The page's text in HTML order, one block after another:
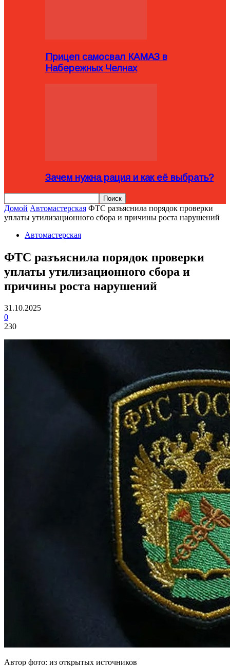
Прицеп самосвал КАМАЗ в
Набережных Челнах
Зачем нужна рация и как её выбрать?
Домой Автомастерская ФТС разъяснила порядок проверки
уплаты утилизационного сбора и причины роста нарушений
Автомастерская
ФТС разъяснила порядок проверки
уплаты утилизационного сбора и
причины роста нарушений
31.10.2025
0
230
Автор фото: из открытых источников